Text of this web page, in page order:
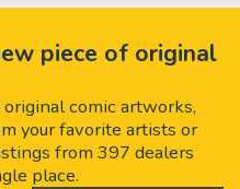
piece of original
comic artworks,
your favorite artists or
from 397 dealers
place.